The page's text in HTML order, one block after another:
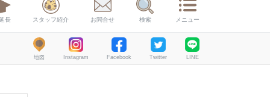
長 スタッフ紹介 お問合せ 検索 メニュー
地図 Instagram Facebook Twitter LINE